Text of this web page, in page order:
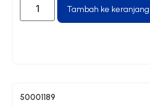
Tambah ke keranjang
50001189